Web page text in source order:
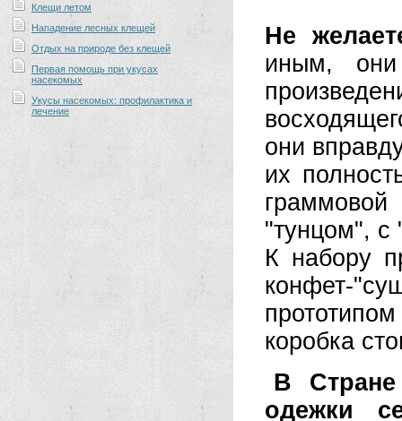
Клещи летом
Нападение лесных клещей
Отдых на природе без клещей
Первая помощь при укусах
насекомых
Укусы насекомых: профилактика и
лечение
Не
иным, они
они
их
"тунцом", с
К набору
конфет-
коробка
В
одежки